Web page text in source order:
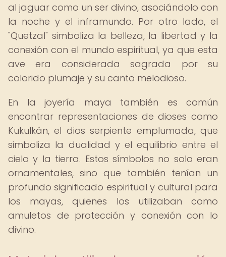
al jaguar como un ser divino, asociándolo con
la noche y el inframundo. Por otro lado, el
"Quetzal" simboliza la belleza, la libertad y la
conexión con el mundo espiritual, ya que esta
ave era considerada sagrada por su
colorido plumaje y su canto melodioso.
En la joyería maya también es común
encontrar representaciones de dioses como
Kukulkán, el dios serpiente emplumada, que
simboliza la dualidad y el equilibrio entre el
cielo y la tierra. Estos símbolos no solo eran
ornamentales, sino que también tenían un
profundo significado espiritual y cultural para
los mayas, quienes los utilizaban como
amuletos de protección y conexión con lo
divino.